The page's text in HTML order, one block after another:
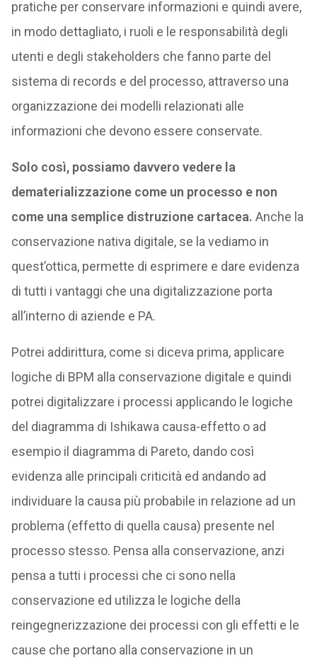
pratiche per conservare informazioni e quindi avere,
in modo dettagliato, i ruoli e le responsabilità degli
utenti e degli stakeholders che fanno parte del
sistema di records e del processo, attraverso una
organizzazione dei modelli relazionati alle
informazioni che devono essere conservate.
Solo così, possiamo davvero vedere la
dematerializzazione come un processo e non
come una semplice distruzione cartacea. Anche la
conservazione nativa digitale, se la vediamo in
quest’ottica, permette di esprimere e dare evidenza
di tutti i vantaggi che una digitalizzazione porta
all’interno di aziende e PA.
Potrei addirittura, come si diceva prima, applicare
logiche di BPM alla conservazione digitale e quindi
potrei digitalizzare i processi applicando le logiche
del diagramma di Ishikawa causa-effetto o ad
esempio il diagramma di Pareto, dando così
evidenza alle principali criticità ed andando ad
individuare la causa più probabile in relazione ad un
problema (effetto di quella causa) presente nel
processo stesso. Pensa alla conservazione, anzi
pensa a tutti i processi che ci sono nella
conservazione ed utilizza le logiche della
reingegnerizzazione dei processi con gli effetti e le
cause che portano alla conservazione in un